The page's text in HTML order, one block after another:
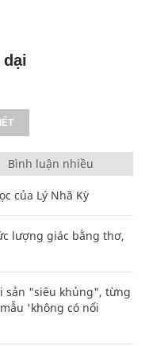
Bình luận nhiều
của Lý Nhã Kỳ
lượng giác bằng thơ,
sản "siêu khủng", từng
'không có nổi